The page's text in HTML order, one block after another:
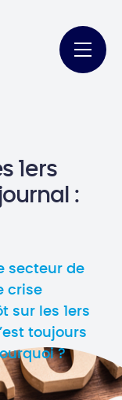
1ers
:
secteur de
crise
sur les 1ers
toujours
?